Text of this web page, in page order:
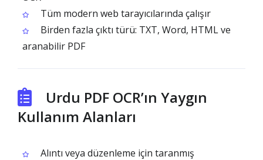
Tüm modern web tarayıcılarında çalışır
Birden fazla çıktı türü: TXT, Word, HTML ve
aranabilir PDF
Urdu PDF OCR’ın Yaygın
Kullanım Alanları
Alıntı veya düzenleme için taranmış